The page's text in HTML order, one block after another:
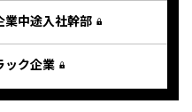
業中途入社幹部
ック企業